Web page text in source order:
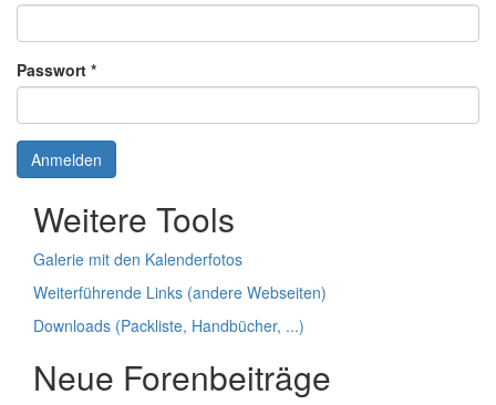
Passwort *
Anmelden
Weitere Tools
Galerie mit den Kalenderfotos
Weiterführende Links (andere Webseiten)
Downloads (Packliste, Handbücher, ...)
Neue Forenbeiträge